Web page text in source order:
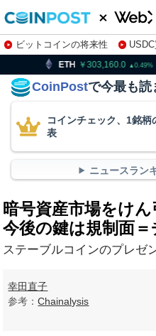
ビットコインの将来性
株特集・関連銘柄
0.49 XRP
CoinPostで今最も読
コインチェック、1銘柄
表
ニュースラン
暗号資産市場をけん
今後の鍵は規制面
ステーブルコインのプレゼ
幸田直子
参考：Chainalysis